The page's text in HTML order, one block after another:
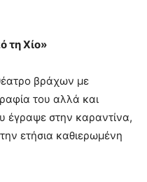
τη Χίο»
βράχων με
του αλλά και
έγραψε στην καραντίνα,
ετήσια καθιερωμένη